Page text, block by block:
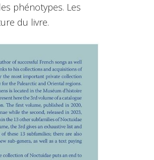
phénotypes. Les
du livre.